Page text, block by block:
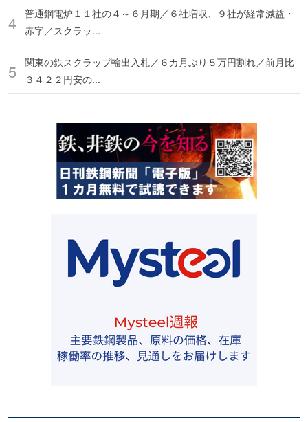
普通鋼電炉１１社の４～６月期／６社増収、９社が経常減益・
赤字／スクラッ...
関東の鉄スクラップ輸出入札／６カ月ぶり５万円割れ／前月比
３４２２円安の...